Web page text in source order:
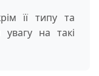
її типу та
увагу на такі